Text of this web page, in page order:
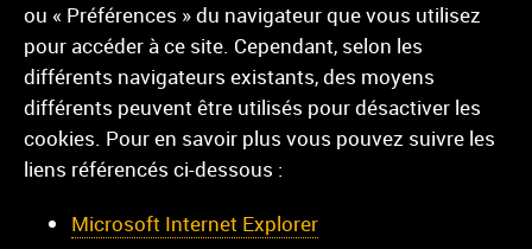
ou « Préférences » du navigateur que vous utilisez
pour accéder à ce site. Cependant, selon les
différents navigateurs existants, des moyens
différents peuvent être utilisés pour désactiver les
cookies. Pour en savoir plus vous pouvez suivre les
liens référencés ci-dessous :
Microsoft Internet Explorer